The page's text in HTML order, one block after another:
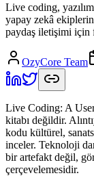
Live coding,
yapay zekâ
paydaş iletişimi için
OzyCore Team
Live Coding: A
kitabı değildir.
kodu kültürel,
inceler. Teknoloji
bir artefakt değil,
çerçevelemesidir.